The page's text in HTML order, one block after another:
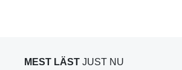
MEST LÄST JUST NU